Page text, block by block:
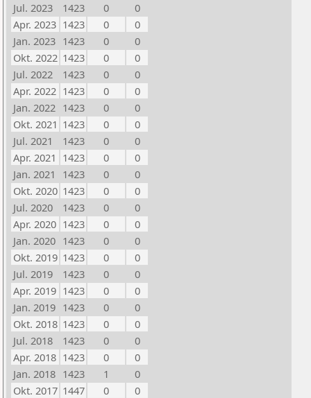
Jul. 2023
1423 0
0
Apr. 2023 1423 0
0
Jan. 2023 1423 0
0
Okt. 2022 1423 0
0
Jul. 2022
1423 0
0
Apr. 2022 1423 0
0
Jan. 2022 1423 0
0
Okt. 2021 1423 0
0
Jul. 2021
1423 0
0
Apr. 2021 1423 0
0
Jan. 2021
1423 0
0
Okt. 2020 1423 0
0
Jul. 2020
1423 0
0
Apr. 2020 1423 0
0
Jan. 2020 1423 0
0
Okt. 2019 1423 0
0
Jul. 2019
1423 0
0
Apr. 2019 1423 0
0
Jan. 2019 1423 0
0
Okt. 2018 1423 0
0
Jul. 2018
1423 0
0
Apr. 2018 1423 0
0
Jan. 2018 1423 1
0
Okt. 2017 1447 0
0